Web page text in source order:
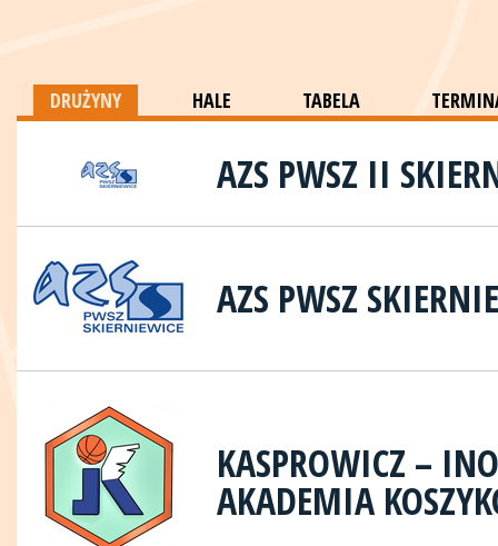
DRUŻYNY HALE TABELA
AZS PWSZ II
AZS PWSZ
KASPROWICZ –
AKADEMIA